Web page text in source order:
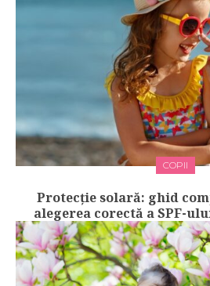
COPII
Protecție solară: ghid
alegerea corectă a SPF-